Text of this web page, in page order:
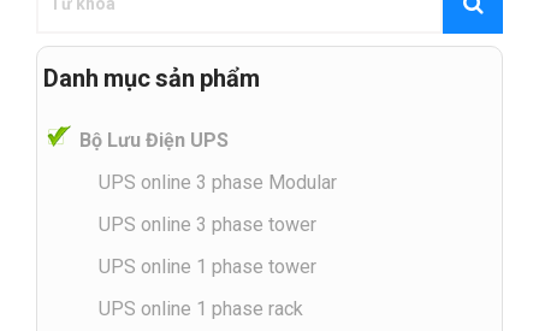
Danh mục sản phẩm
Bộ Lưu Điện UPS
UPS online 3 phase Modular
UPS online 3 phase tower
UPS online 1 phase tower
UPS online 1 phase rack